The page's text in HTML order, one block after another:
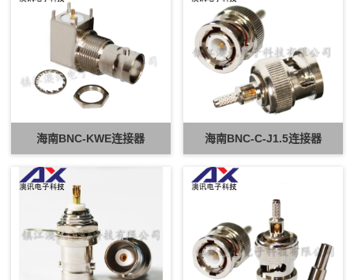
海南BNC-KWE连接器 海南BNC-C-J1.5连接器